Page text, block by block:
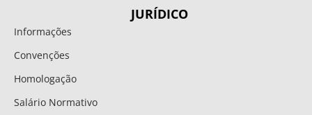
JURÍDICO
Informações
Convenções
Homologação
Salário Normativo